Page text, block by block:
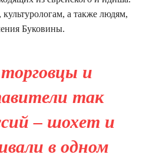
а также людям,
Буковины.
и
так
– шохет и
в одном